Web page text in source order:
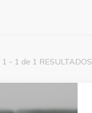
- 1 de 1 RESULTADOS